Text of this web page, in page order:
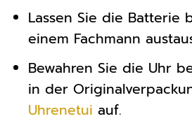
Lassen Sie die Batterie
einem Fachmann
Bewahren Sie die Uhr
in der
Uhrenetui auf.